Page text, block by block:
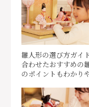
雛人形の選び方ガイ
合わせたおすすめの
のポイントもわかり